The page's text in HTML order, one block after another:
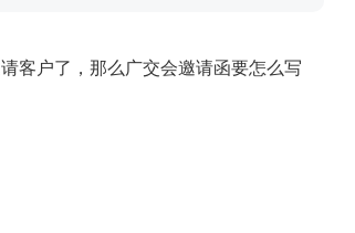
客户了，那么广交会邀请函要怎么写